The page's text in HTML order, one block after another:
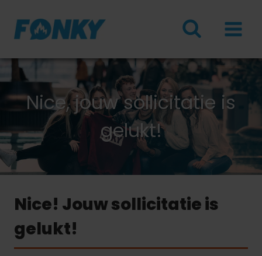
naar
inhoud
Nice, jouw sollicitatie is
gelukt!
Nice! Jouw sollicitatie is
gelukt!